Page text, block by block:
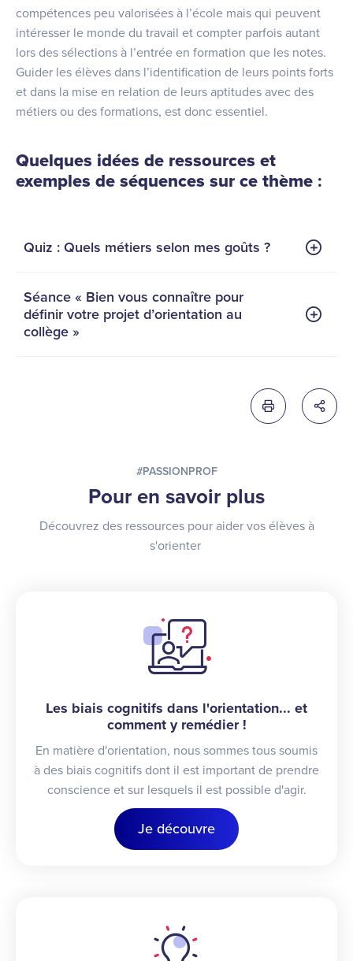
compétences peu valorisées à l’école mais qui peuvent
intéresser le monde du travail et compter parfois autant
lors des sélections à l’entrée en formation que les notes.
Guider les élèves dans l’identification de leurs points forts
et dans la mise en relation de leurs aptitudes avec des
métiers ou des formations, est donc essentiel.
Quelques idées de ressources et
exemples de séquences sur ce thème :
Quiz : Quels métiers selon mes goûts ?
Séance « Bien vous connaître pour
définir votre projet d’orientation au
collège »
Imprimer cette
#PASSIONPROF
Pour en savoir plus
Découvrez des ressources pour aider vos élèves à
s'orienter
Les biais cognitifs dans l'orientation... et
comment y remédier !
En matière d'orientation, nous sommes tous soumis
à des biais cognitifs dont il est important de prendre
conscience et sur lesquels il est possible d'agir.
Je découvre